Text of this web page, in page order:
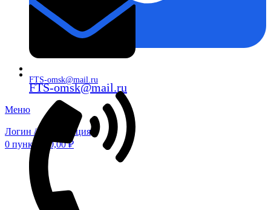
FTS-omsk@mail.ru
Меню
Логин / Регистрация
0 пунктов 0,00₽
FTS-omsk@mail.ru